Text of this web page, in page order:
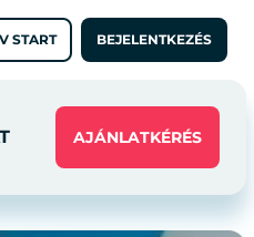
START BEJELENTKEZÉS
AJÁNLATKÉRÉS